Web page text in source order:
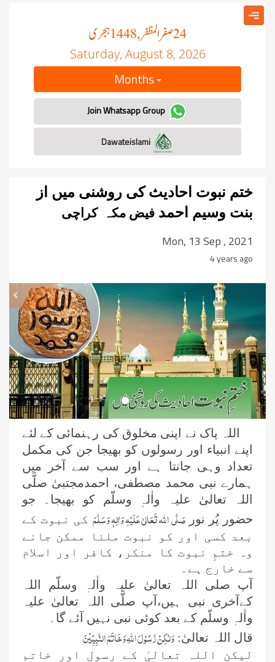
24صفر المظفر, 1448 ہجری
Saturday, August 8, 2026
Months
Join Whatsapp Group
ختم نبوت احادیث کی روشنی میں از
بنت وسیم احمد فیض مکہ کراچی
Mon, 13 Sep , 2021
4 years ago
Next
اللہ پاک نے اپنی مخلوق کی رہنمائی کے لئے
اپنے انبیاء اور رسولوں کو بھیجا جن کی مکمل
تعداد وہی جانتا ہے اور سب سے آخر میں
ہمارے نبی محمد مصطفی، احمدمجتبیٰ صلَّی
اللہ تعالیٰ علیہ واٰلہٖ وسلّم کو بھیجا۔ جو
حضور پُر نورصَلَّی اللہ تَعَالیٰ عَلَیْہِ وَاٰلِہٖ وَسَلَّمَ کی نبوت کے
بعد کسی اور کو نبوت ملنا ممکن جانے
وہ ختمِ نبوت کا منکر، کافر اور اسلام
سے خارج ہے۔
آپ صلی اللہ تعالیٰ علیہ واٰلہٖ وسلّم اللہ
کےآخری نبی ہیں،آپ صلَّی اللہ تعالیٰ علیہ
واٰلہٖ وسلّم کے بعد کوئی نبی نہیں آئے گا۔
قال اللہ تعالیٰ: وَلٰکِنْ رَّسُوْلَ اللہِ وَخَاتَمَ النَّبِیِّیْنَ
لیکن اللہ تعالیٰ کے رسول اور خاتم